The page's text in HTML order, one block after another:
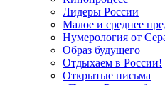
Лидеры России
Малое и среднее
Нумерология от
Образ будущего
Отдыхаем в России!
Открытые письма